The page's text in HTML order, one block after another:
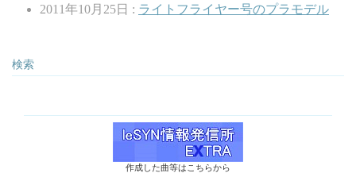
2011年10月25日 : ライトフライヤー号のプラモデル
検索
作成した曲等はこちらから